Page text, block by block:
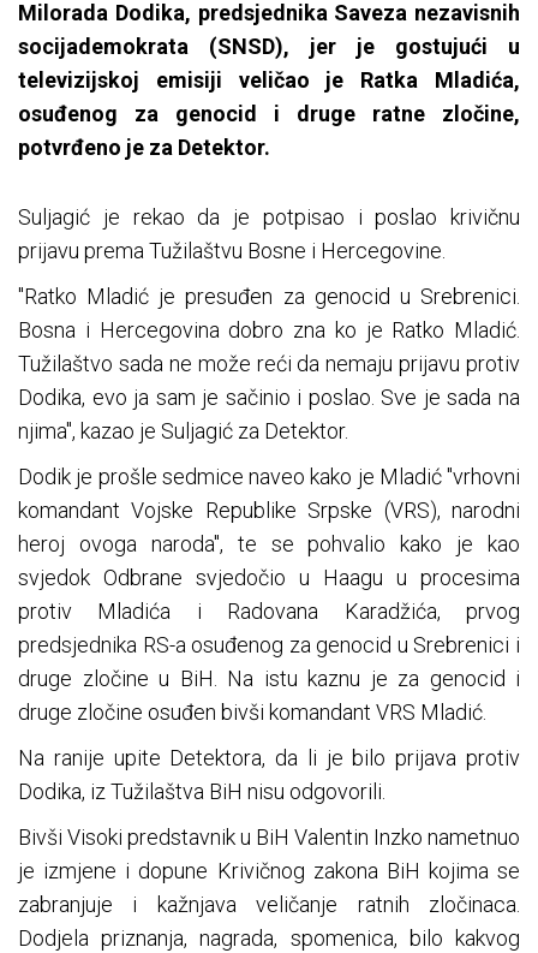
Milorada Dodika, predsjednika Saveza nezavisnih
socijademokrata (SNSD), jer je gostujući u
televizijskoj emisiji veličao je Ratka Mladića,
osuđenog za genocid i druge ratne zločine,
potvrđeno je za Detektor.
Suljagić je rekao da je potpisao i poslao krivičnu
prijavu prema Tužilaštvu Bosne i Hercegovine.
"Ratko Mladić je presuđen za genocid u Srebrenici.
Bosna i Hercegovina dobro zna ko je Ratko Mladić.
Tužilaštvo sada ne može reći da nemaju prijavu protiv
Dodika, evo ja sam je sačinio i poslao. Sve je sada na
njima", kazao je Suljagić za Detektor.
Dodik je prošle sedmice naveo kako je Mladić "vrhovni
komandant Vojske Republike Srpske (VRS), narodni
heroj ovoga naroda", te se pohvalio kako je kao
svjedok Odbrane svjedočio u Haagu u procesima
protiv Mladića i Radovana Karadžića, prvog
predsjednika RS-a osuđenog za genocid u Srebrenici i
druge zločine u BiH. Na istu kaznu je za genocid i
druge zločine osuđen bivši komandant VRS Mladić.
Na ranije upite Detektora, da li je bilo prijava protiv
Dodika, iz Tužilaštva BiH nisu odgovorili.
Bivši Visoki predstavnik u BiH Valentin Inzko nametnuo
je izmjene i dopune Krivičnog zakona BiH kojima se
zabranjuje i kažnjava veličanje ratnih zločinaca.
Dodjela priznanja, nagrada, spomenica, bilo kakvog